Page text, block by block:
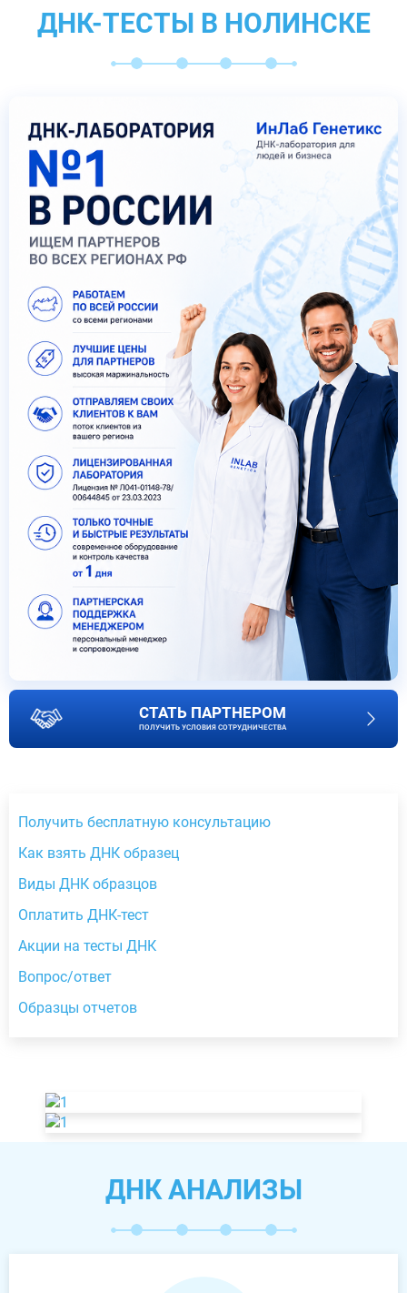
ДНК-ТЕСТЫ В НОЛИНСКЕ
СТАТЬ ПАРТНЕРОМ
ПОЛУЧИТЬ УСЛОВИЯ СОТРУДНИЧЕСТВА
Получить бесплатную консультацию
Как взять ДНК образец
Виды ДНК образцов
Оплатить ДНК-тест
Акции на тесты ДНК
Вопрос/ответ
Образцы отчетов
ДНК АНАЛИЗЫ